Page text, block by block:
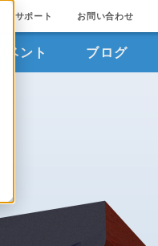
サポート お問い合わせ
イベント ブログ